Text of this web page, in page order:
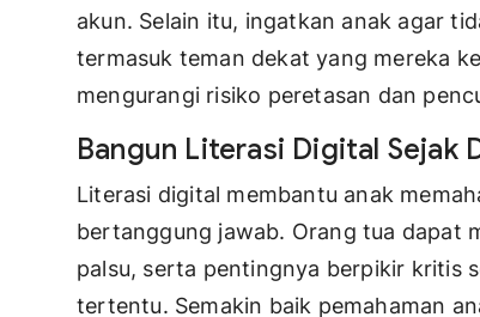
akun. Selain itu, ingatkan anak agar
termasuk teman dekat yang mereka
mengurangi risiko peretasan dan
Bangun Literasi Digital Sejak
Literasi digital membantu anak
bertanggung jawab. Orang tua dapat
palsu, serta pentingnya berpikir kritis
tertentu. Semakin baik pemahaman